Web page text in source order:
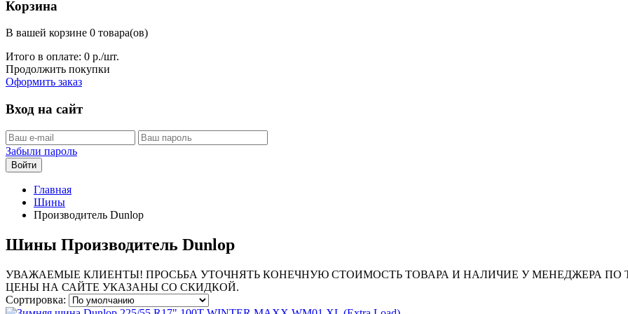
Корзина
В вашей корзине 0 товара(ов)
Итого в оплате: 0 р./шт.
Продолжить покупки
Оформить заказ
Вход на сайт
Забыли пароль
Войти
Главная
Шины
Производитель Dunlop
Шины Производитель Dunlop
УВАЖАЕМЫЕ КЛИЕНТЫ! ПРОСЬБА УТОЧНЯТЬ КОНЕЧНУЮ СТОИМОСТЬ ТОВАРА И НАЛИЧИЕ У МЕНЕДЖЕРА ПО
ЦЕНЫ НА САЙТЕ УКАЗАНЫ СО СКИДКОЙ.
Сортировка: